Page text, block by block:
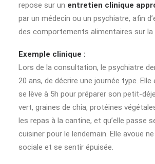
repose sur un entretien clinique
par un médecin ou un psychiatre, afin
des comportements alimentaires sur la
Exemple clinique :
Lors de la consultation, le psychiatre
20 ans, de décrire une journée type. Elle
se lève à 5h pour préparer son petit-
vert, graines de chia, protéines
les repas à la cantine, et qu’elle passe
cuisiner pour le lendemain. Elle avoue
sociale et se sentir épuisée.